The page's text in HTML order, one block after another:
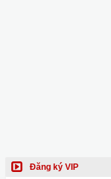
Đăng ký VIP